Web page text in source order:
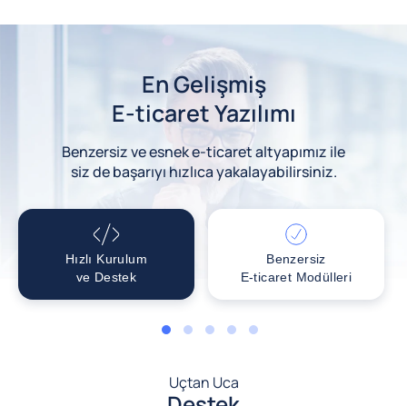
En Gelişmiş
E-ticaret Yazılımı
Benzersiz ve esnek e-ticaret altyapımız ile
siz de başarıyı hızlıca yakalayabilirsiniz.
Hızlı Kurulum
ve Destek
Benzersiz
E-ticaret Modülleri
1 2 3 4 5
Uçtan Uca